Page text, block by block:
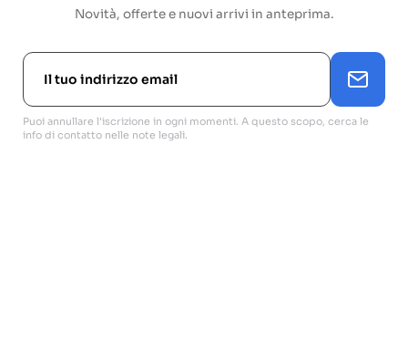
Novità, offerte e nuovi arrivi in anteprima.
Puoi annullare l'iscrizione in ogni momenti. A questo scopo, cerca le
info di contatto nelle note legali.